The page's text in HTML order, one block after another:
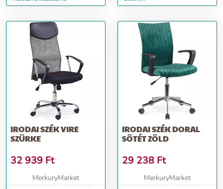
IRODAI SZÉK VIRE
SZÜRKE
32 939 Ft
MerkuryMarket
IRODAI SZÉK DORAL
SÖTÉT ZÖLD
29 238 Ft
MerkuryMarket